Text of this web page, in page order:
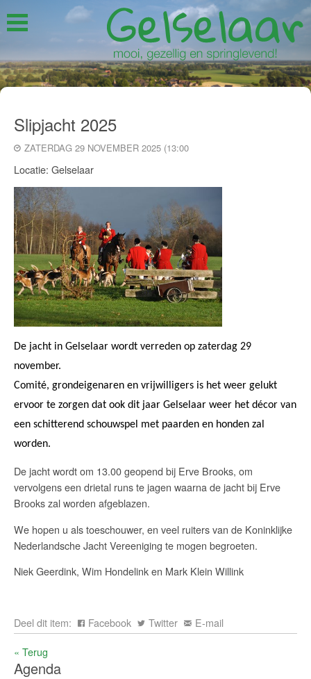
Slipjacht 2025
ZATERDAG 29 NOVEMBER 2025 (13:00
Locatie: Gelselaar
De jacht in Gelselaar wordt verreden op zaterdag 29
november.
Comité, grondeigenaren en vrijwilligers is het weer gelukt
ervoor te zorgen dat ook dit jaar Gelselaar weer het décor van
een schitterend schouwspel met paarden en honden zal
worden.
De jacht wordt om 13.00 geopend bij Erve Brooks, om
vervolgens een drietal runs te jagen waarna de jacht bij Erve
Brooks zal worden afgeblazen.
We hopen u als toeschouwer, en veel ruiters van de Koninklijke
Nederlandsche Jacht Vereeniging te mogen begroeten.
Niek Geerdink, Wim Hondelink en Mark Klein Willink
Deel dit item: Facebook Twitter
E-mail
« Terug
Agenda